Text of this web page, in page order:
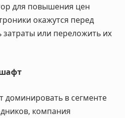
для повышения цен
окажутся перед
или переложить их
доминировать в сегменте
компания